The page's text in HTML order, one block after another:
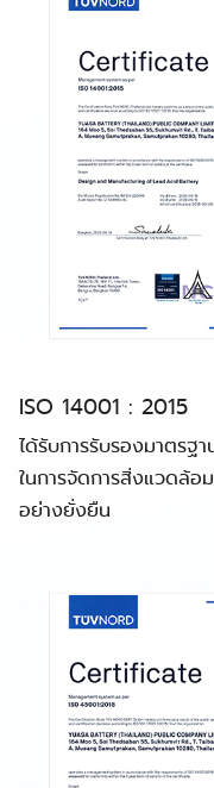
ISO 14001 : 2015
ได้รับการรับรองมาตรฐ
ในการจัดการสิ่งแวดล้อ
อย่างยั่งยืน